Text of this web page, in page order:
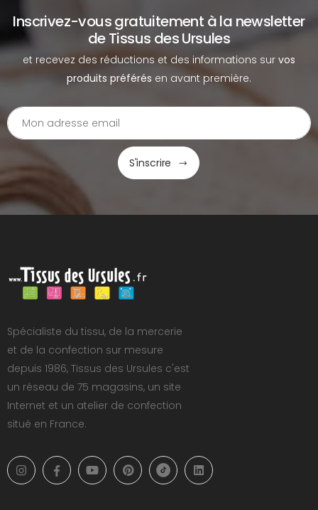
Inscrivez-vous gratuitement à la newsletter
de Tissus des Ursules
et recevez des réductions et des informations sur vos
produits préférés en avant première.
S'inscrire
Spécialiste du tissu, de la mercerie
et de la confection sur mesure
depuis 1986, Tissus des Ursules c'est
un réseau de 75 magasins, un site
Internet et un atelier de confection
situé en France.